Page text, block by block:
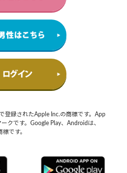
登録されたApple Inc.の商標です。App
クです。Google Play、Androidは、
です。